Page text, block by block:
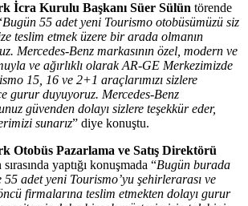
İcra Kurulu Başkanı Süer Sülün törende
Bugün 55 adet yeni Tourismo otobüsümüzü siz
teslim etmek üzere bir arada olmanın
Mercedes-Benz markasının özel, modern ve
ve ağırlıklı olarak AR-GE Merkezimizde
15, 16 ve 2+1 araçlarımızı sizlere
gurur duyuyoruz. Mercedes-Benz
güvenden dolayı sizlere teşekkür eder,
sunarız” diye konuştu.
Otobüs Pazarlama ve Satış Direktörü
yaptığı konuşmada “Bugün burada
adet yeni Tourismo’yu şehirlerarası ve
firmalarına teslim etmekten dolayı gurur